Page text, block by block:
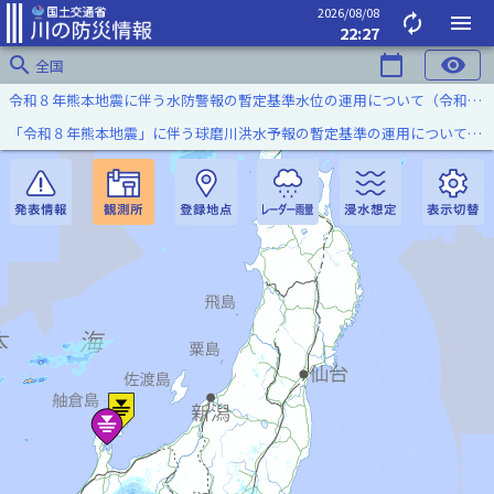
2026/08/08
22:27 autorenew
menu
search 全国 calendar_today visibility
令和８年熊本地震に伴う水防警報の暫定基準水位の運用について（令和８年８月７日）
「令和８年熊本地震」に伴う球磨川洪水予報の暫定基準の運用について（令和８年８月５日）